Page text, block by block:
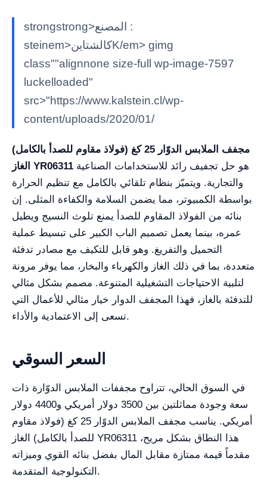
strongstrong>المصنع :
steinem>كالشتاينK/em> gimg
class""alignnone size-full wp-image-7597
luckelloaded"
src>"https://www.kalstein.cl/wp-
content/uploads/2020/01/
مجفف الملابس الدوّار 25 كغ (فولاذ مقاوم للصدأ بالكامل)
الغاز YR06311
والتجارية. ويتميّز بنظام تلقائي بالكامل مع تنظيم الحرارة
بواسطة الكمبيوتر، مما يضمن السلامة والكفاءة المثلى. إن
بنائه من الفولاذ المقاوم للصدأ يمنع تلوث النسيج ويطيل
عمره، بينما يعمل تصميم الباب الكبير على تبسيط عملية
التحميل والتفريغ. وهو قابل للتكيف مع مصادر تدفئة
متعددة، بما في ذلك الغاز والكهرباء والبخار، مما يوفر مرونة
لتلبية الاحتياجات التشغيلية المتنوعة. مصمم بشكل مثالي
للتدفئة بالغاز، فهذا المجفف الدوار خيار مثالي للأعمال التي
تسعى إلى الاعتمادية والأداء.
السعر السوقي
في السوق الحالي، تتراوح مجففات الملابس الدوّارة ذات
سعة وجودة مماثلتين بين 3500 دولار أمريكي و4400 دولار
أمريكي. يناسب مجفف الملابس الدوّار 25 كغ (فولاذ مقاوم
للصدأ بالكامل) الغاز YR06311 هذا النطاق بشكل مريح،
مقدماً قيمة ممتازة مقابل المال بفضل بنائه القوي وميزاته
التكنولوجية المتقدمة.